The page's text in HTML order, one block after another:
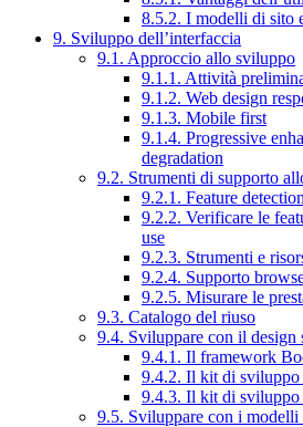
8.5.2. I modelli di sito
9. Sviluppo dell’interfaccia
9.1. Approccio allo sviluppo
9.1.1. Attività
9.1.2. Web design
9.1.3. Mobile first
9.1.4. Progressive
degradation
9.2. Strumenti di supporto
9.2.1. Feature detection
9.2.2. Verificare le
use
9.2.3. Strumenti e
9.2.4. Supporto
9.2.5. Misurare le
9.3. Catalogo del riuso
9.4. Sviluppare con il design
9.4.1. Il framework
9.4.2. Il kit di sviluppo
9.4.3. Il kit di
9.5. Sviluppare con i modelli